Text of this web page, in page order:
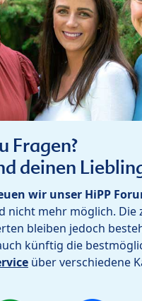
Fragen?
deinen
wir unser HiPP
nicht mehr möglich. Die
bleiben jedoch
künftig die
über verschiedene